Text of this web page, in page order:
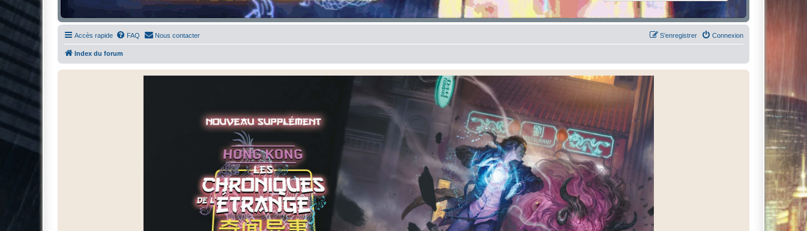
Accès rapide FAQ Nous contacter Connexion
S’enregistrer
Index du forum